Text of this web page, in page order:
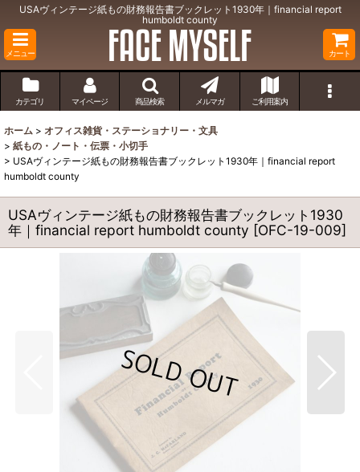
USAヴィンテージ紙もの財務報告書ブックレット1930年｜financial report
humboldt county
メニュー カート
カテゴリ マイページ 商品検索 メルマガ ご利用案内
ホーム > オフィス雑貨・ステーショナリー・文具
> 紙もの・ノート・伝票・小切手
> USAヴィンテージ紙もの財務報告書ブックレット1930年｜financial report
humboldt county
USAヴィンテージ紙もの財務報告書ブックレット1930
年｜financial report humboldt county [OFC-19-009]